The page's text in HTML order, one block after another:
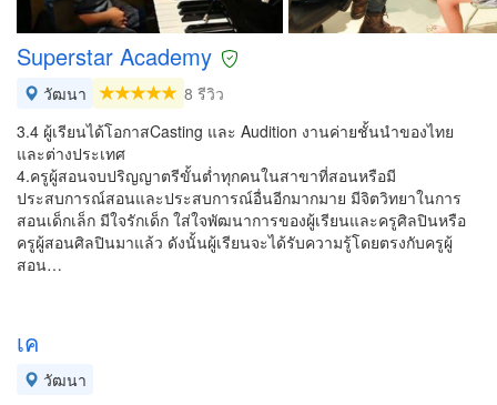
Superstar Academy
วัฒนา
8 รีวิว
3.4 ผู้เรียนได้โอกาสCasting และ Audition งานค่ายชั้นนำของไทย
และต่างประเทศ
4.ครูผู้สอนจบปริญญาตรีขั้นต่ำทุกคนในสาขาที่สอนหรือมี
ประสบการณ์สอนและประสบการณ์อื่นอีกมากมาย มีจิตวิทยาในการ
สอนเด็กเล็ก มีใจรักเด็ก ใส่ใจพัฒนาการของผู้เรียนและครูศิลปินหรือ
ครูผู้สอนศิลปินมาแล้ว ดังนั้นผู้เรียนจะได้รับความรู้โดยตรงกับครูผู้
สอน…
เค
วัฒนา